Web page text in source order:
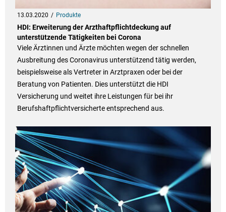
13.03.2020 Produkte
HDI: Erweiterung der Arzthaftpflichtdeckung auf
unterstützende Tätigkeiten bei Corona
Viele Ärztinnen und Ärzte möchten wegen der schnellen
Ausbreitung des Coronavirus unterstützend tätig werden,
beispielsweise als Vertreter in Arztpraxen oder bei der
Beratung von Patienten. Dies unterstützt die HDI
Versicherung und weitet ihre Leistungen für bei ihr
Berufshaftpflichtversicherte entsprechend aus.